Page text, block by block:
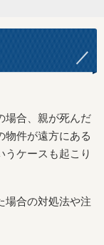
場合、親が死んだ
物件が遠方にある
うケースも起こり
場合の対処法や注